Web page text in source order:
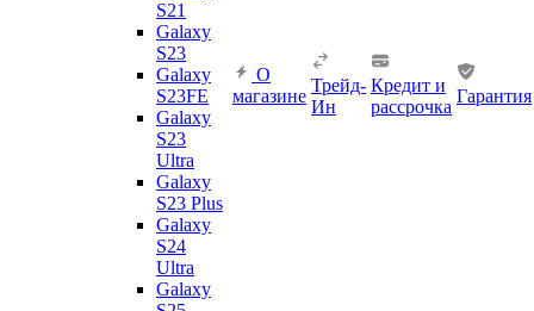
S21
Galaxy
S23
Galaxy
S23FE
Galaxy
S23
Ultra
Galaxy
S23 Plus
Galaxy
S24
Ultra
Galaxy
О
магазине
Трейд-
Ин
Кредит и
рассрочка
Гарантия